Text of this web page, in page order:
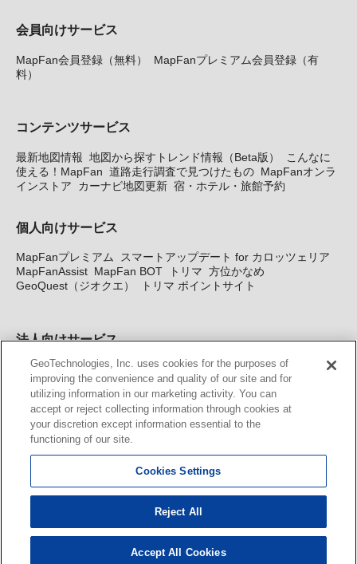
会員向けサービス
MapFan会員登録（無料）
MapFanプレミアム会員登録（有
料）
コンテンツサービス
最新地図情報 地図から探すトレンド情報（Beta版）
こんなに
使える！MapFan 道路走行調査で見つけたもの MapFanオンラ
インストア
カーナビ地図更新 宿・ホテル・旅館予約
個人向けサービス
MapFanプレミアム
スマートアップデート for カロッツェリア
MapFanAssist MapFan BOT トリマ 方位かなめ
GeoQuest（ジオクエ）
トリマ ポイントサイト
法人向けサービス
法人向け地図・位置情報サービス WEBサイト・システム向け地
図API Windows PC向け地図開発キット MapFan DB 住所確認
サービス
MAP WORLD+ トリマ広告 Geo-Research
カーナビ地図更新サービス
MapFan スマートメンバーズ
KENWOOD MapFan Club
© GeoTechnologies, Inc.
GeoTechnologies, Inc. uses cookies for the purposes of
improving the convenience and quality of our site and for
utilizing information in our marketing activity. You can
accept or reject collecting information through cookies at
your discretion except information essential to the
functioning of our site.
Cookies Settings
Reject All
Accept All Cookies